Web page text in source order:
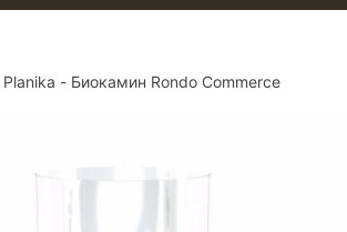
Planika - Биокамин Rondo Commerce